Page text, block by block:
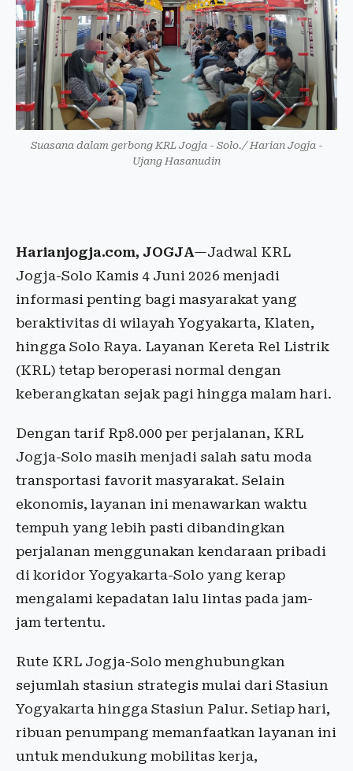
Suasana dalam gerbong KRL Jogja - Solo./ Harian Jogja -
Ujang Hasanudin
Harianjogja.com, JOGJA—Jadwal KRL
Jogja-Solo Kamis 4 Juni 2026 menjadi
informasi penting bagi masyarakat yang
beraktivitas di wilayah Yogyakarta, Klaten,
hingga Solo Raya. Layanan Kereta Rel Listrik
(KRL) tetap beroperasi normal dengan
keberangkatan sejak pagi hingga malam hari.
Dengan tarif Rp8.000 per perjalanan, KRL
Jogja-Solo masih menjadi salah satu moda
transportasi favorit masyarakat. Selain
ekonomis, layanan ini menawarkan waktu
tempuh yang lebih pasti dibandingkan
perjalanan menggunakan kendaraan pribadi
di koridor Yogyakarta-Solo yang kerap
mengalami kepadatan lalu lintas pada jam-
jam tertentu.
Rute KRL Jogja-Solo menghubungkan
sejumlah stasiun strategis mulai dari Stasiun
Yogyakarta hingga Stasiun Palur. Setiap hari,
ribuan penumpang memanfaatkan layanan ini
untuk mendukung mobilitas kerja,